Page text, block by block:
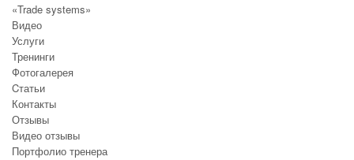
«Trade systems»
Видео
Услуги
Тренинги
Фотогалерея
Cтатьи
Контакты
Отзывы
Видео отзывы
Портфолио тренера